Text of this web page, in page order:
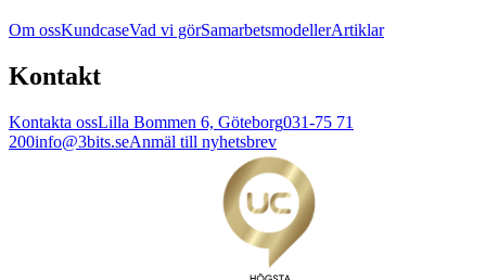
Om ossKundcaseVad vi görSamarbetsmodellerArtiklar
Kontakt
Kontakta ossLilla Bommen 6, Göteborg031-75 71
200info@3bits.seAnmäl till nyhetsbrev